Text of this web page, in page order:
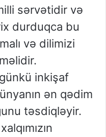
sərvətidir və
durduqca bu
və dilimizi
inkişaf
ən qədim
təsdiqləyir.